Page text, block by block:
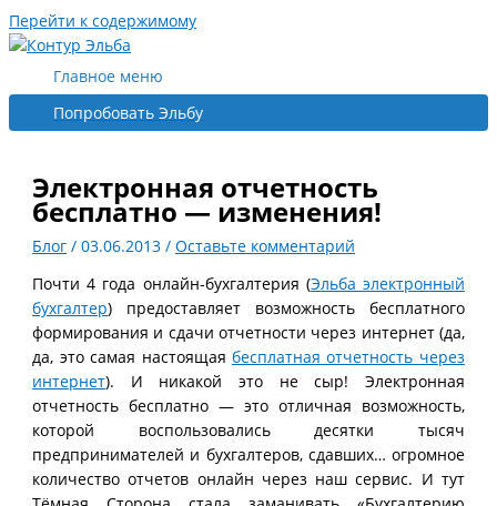
Перейти к содержимому
Главное меню
Попробовать Эльбу
Электронная отчетность
бесплатно — изменения!
Блог /03.06.2013/Оставьте комментарий
Почти 4 года онлайн-бухгалтерия (Эльба электронный
бухгалтер) предоставляет возможность бесплатного
формирования и сдачи отчетности через интернет (да,
да, это самая настоящая бесплатная отчетность через
интернет). И никакой это не сыр! Электронная
отчетность бесплатно — это отличная возможность,
которой воспользовались десятки тысяч
предпринимателей и бухгалтеров, сдавших… огромное
количество отчетов онлайн через наш сервис. И тут